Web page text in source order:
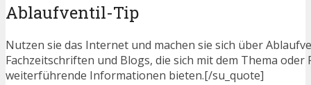
Ablaufventil-Tip
Nutzen sie das Internet und machen sie sich über
Fachzeitschriften und Blogs, die sich mit dem Thema
weiterführende Informationen bieten.[/su_quote]